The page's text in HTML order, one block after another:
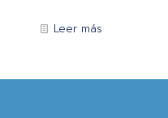
Leer más